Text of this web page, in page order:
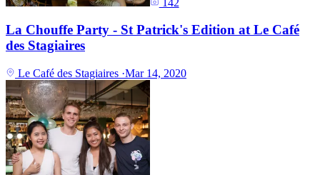
La Chouffe Party - St Patrick's Edition at Le Café
des Stagiaires
Le Café des Stagiaires ·Mar 14, 2020